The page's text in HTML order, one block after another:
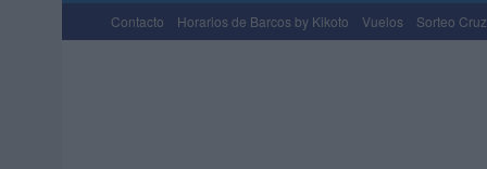
Contacto Horarios de Barcos by Kikoto Vuelos Sorteo